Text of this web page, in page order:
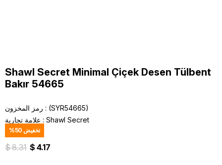
Shawl Secret Minimal Çiçek Desen Tülbent
Bakır 54665
رمز المخزون
(SYR54665)
علامة تجارية : Shawl Secret
%50 تخفيض
$ 8.31 $ 4.17